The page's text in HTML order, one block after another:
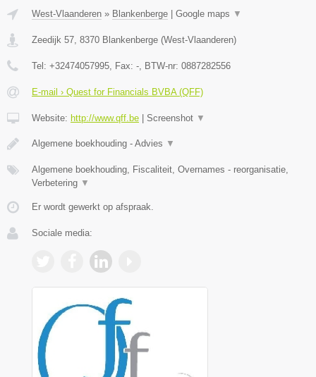
West-Vlaanderen » Blankenberge Google maps ▼
Zeedijk 57, 8370 Blankenberge (West-Vlaanderen)
Tel: +32474057995, Fax: -, BTW-nr: 0887282556
E-mail › Quest for Financials BVBA (QFF)
Website: http://www.qff.be Screenshot ▼
Algemene boekhouding - Advies ▼
Algemene boekhouding, Fiscaliteit, Overnames - reorganisatie,
Verbetering ▼
Er wordt gewerkt op afspraak.
Sociale media: